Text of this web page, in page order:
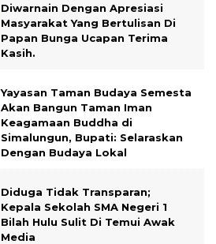
Diwarnain Dengan Apresiasi
Masyarakat Yang Bertulisan Di
Papan Bunga Ucapan Terima
Kasih.
Yayasan Taman Budaya Semesta
Akan Bangun Taman Iman
Keagamaan Buddha di
Simalungun, Bupati: Selaraskan
Dengan Budaya Lokal
Diduga Tidak Transparan;
Kepala Sekolah SMA Negeri 1
Bilah Hulu Sulit Di Temui Awak
Media